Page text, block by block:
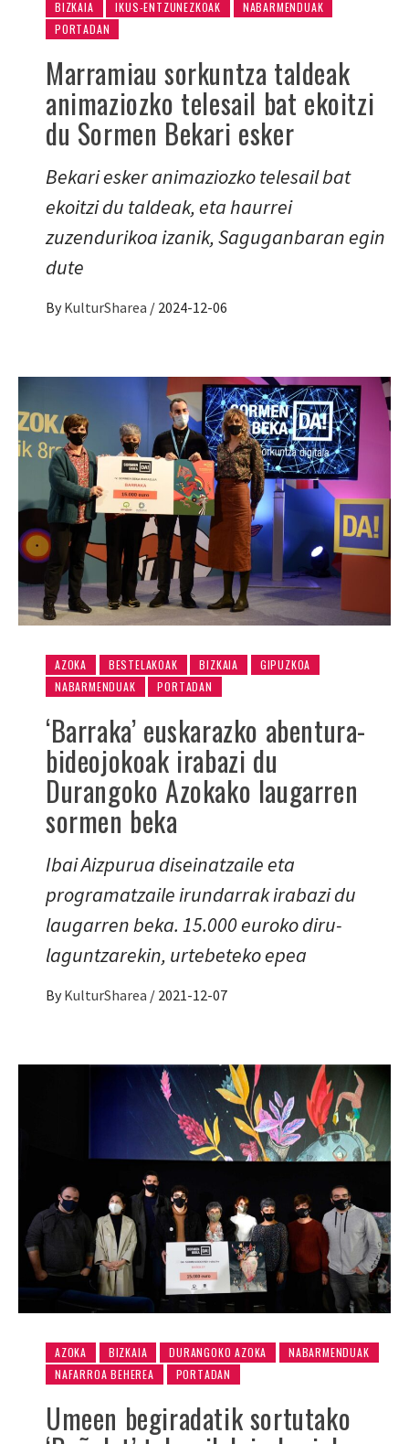
BIZKAIA IKUS-ENTZUNEZKOAK
NABARMENDUAK
PORTADAN
Marramiau sorkuntza taldeak
animaziozko telesail bat ekoitzi
du Sormen Bekari esker
Bekari esker animaziozko telesail bat
ekoitzi du taldeak, eta haurrei
zuzendurikoa izanik, Saguganbaran egin
dute
By KulturSharea / 2024-12-06
AZOKA BESTELAKOAK BIZKAIA
GIPUZKOA
NABARMENDUAK
PORTADAN
‘Barraka’ euskarazko abentura-
bideojokoak irabazi du
Durangoko Azokako laugarren
sormen beka
Ibai Aizpurua diseinatzaile eta
programatzaile irundarrak irabazi du
laugarren beka. 15.000 euroko diru-
laguntzarekin, urtebeteko epea
By KulturSharea / 2021-12-07
AZOKA BIZKAIA DURANGOKO AZOKA
NABARMENDUAK
NAFARROA BEHEREA
PORTADAN
Umeen begiradatik sortutako